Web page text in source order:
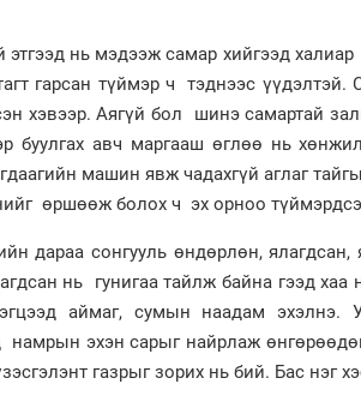
этгээд нь мэдээж самар хийгээд
гарсан түймэр ч тэднээс үүдэлтэй.
хэвээр. Аягүй бол шинэ самартай
буулгах авч маргааш өглөө нь
машин явж чадахгүй аглаг
өршөөж болох ч эх орноо
дараа сонгууль өндөрлөн,
нь гунигаа тайлж байна гээд
аймаг, сумын наадам
намрын эхэн сарыг найрлаж
газрыг зорих нь бий. Бас нэг